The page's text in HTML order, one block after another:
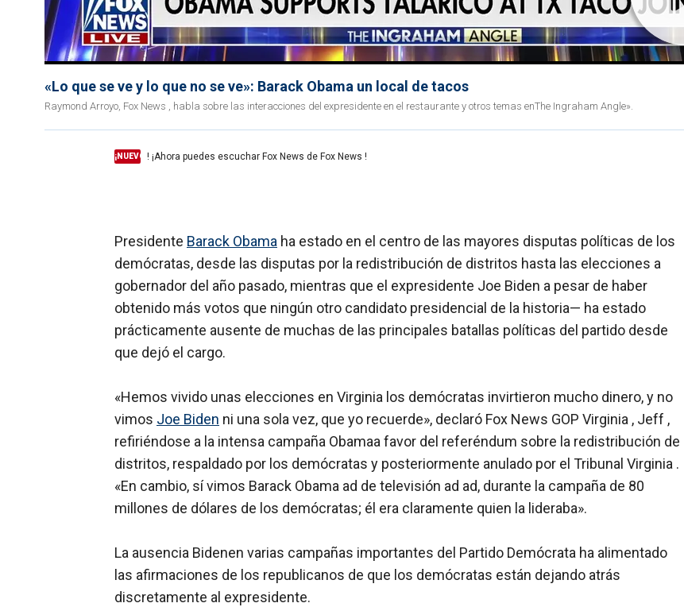
«Lo que se ve y lo que no se ve»: Barack Obama un local de tacos
Raymond Arroyo, Fox News , habla sobre las interacciones del expresidente en el restaurante y otros temas enThe Ingraham Angle».
¡NUEVO ! ¡Ahora puedes escuchar Fox News de Fox News !
Presidente Barack Obama ha estado en el centro de las mayores disputas políticas de los
demócratas, desde las disputas por la redistribución de distritos hasta las elecciones a
gobernador del año pasado, mientras que el expresidente Joe Biden a pesar de haber
obtenido más votos que ningún otro candidato presidencial de la historia— ha estado
prácticamente ausente de muchas de las principales batallas políticas del partido desde
que dejó el cargo.
«Hemos vivido unas elecciones en Virginia los demócratas invirtieron mucho dinero, y no
vimos Joe Biden ni una sola vez, que yo recuerde», declaró Fox News GOP Virginia , Jeff ,
refiriéndose a la intensa campaña Obamaa favor del referéndum sobre la redistribución de
distritos, respaldado por los demócratas y posteriormente anulado por el Tribunal Virginia .
«En cambio, sí vimos Barack Obama ad de televisión ad ad, durante la campaña de 80
millones de dólares de los demócratas; él era claramente quien la lideraba».
La ausencia Bidenen varias campañas importantes del Partido Demócrata ha alimentado
las afirmaciones de los republicanos de que los demócratas están dejando atrás
discretamente al expresidente.